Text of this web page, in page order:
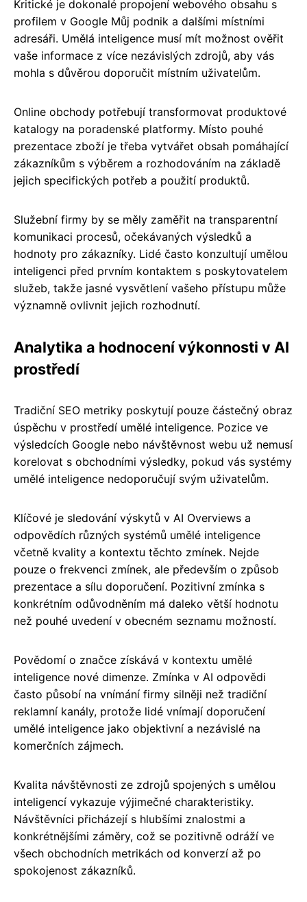
Kritické je dokonalé propojení webového obsahu s
profilem v Google Můj podnik a dalšími místními
adresáři. Umělá inteligence musí mít možnost ověřit
vaše informace z více nezávislých zdrojů, aby vás
mohla s důvěrou doporučit místním uživatelům.
Online obchody potřebují transformovat produktové
katalogy na poradenské platformy. Místo pouhé
prezentace zboží je třeba vytvářet obsah pomáhající
zákazníkům s výběrem a rozhodováním na základě
jejich specifických potřeb a použití produktů.
Služební firmy by se měly zaměřit na transparentní
komunikaci procesů, očekávaných výsledků a
hodnoty pro zákazníky. Lidé často konzultují umělou
inteligenci před prvním kontaktem s poskytovatelem
služeb, takže jasné vysvětlení vašeho přístupu může
významně ovlivnit jejich rozhodnutí.
Analytika a hodnocení výkonnosti v AI
prostředí
Tradiční SEO metriky poskytují pouze částečný obraz
úspěchu v prostředí umělé inteligence. Pozice ve
výsledcích Google nebo návštěvnost webu už nemusí
korelovat s obchodními výsledky, pokud vás systémy
umělé inteligence nedoporučují svým uživatelům.
Klíčové je sledování výskytů v AI Overviews a
odpovědích různých systémů umělé inteligence
včetně kvality a kontextu těchto zmínek. Nejde
pouze o frekvenci zmínek, ale především o způsob
prezentace a sílu doporučení. Pozitivní zmínka s
konkrétním odůvodněním má daleko větší hodnotu
než pouhé uvedení v obecném seznamu možností.
Povědomí o značce získává v kontextu umělé
inteligence nové dimenze. Zmínka v AI odpovědi
často působí na vnímání firmy silněji než tradiční
reklamní kanály, protože lidé vnímají doporučení
umělé inteligence jako objektivní a nezávislé na
komerčních zájmech.
Kvalita návštěvnosti ze zdrojů spojených s umělou
inteligencí vykazuje výjimečné charakteristiky.
Návštěvníci přicházejí s hlubšími znalostmi a
konkrétnějšími záměry, což se pozitivně odráží ve
všech obchodních metrikách od konverzí až po
spokojenost zákazníků.